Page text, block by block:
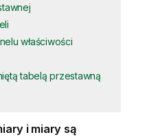
właściwości
tabelą przestawną
i miary są